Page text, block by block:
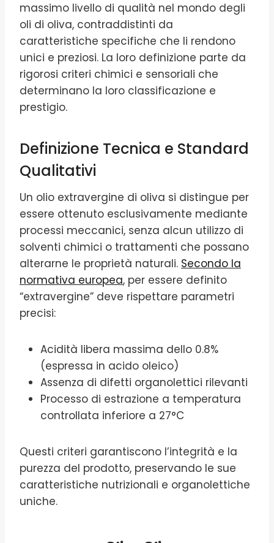
massimo livello di qualità nel mondo degli
oli di oliva, contraddistinti da
caratteristiche specifiche che li rendono
unici e preziosi. La loro definizione parte da
rigorosi criteri chimici e sensoriali che
determinano la loro classificazione e
prestigio.
Definizione Tecnica e Standard
Qualitativi
Un olio extravergine di oliva si distingue per
essere ottenuto esclusivamente mediante
processi meccanici, senza alcun utilizzo di
solventi chimici o trattamenti che possano
alterarne le proprietà naturali. Secondo la
normativa europea, per essere definito
“extravergine” deve rispettare parametri
precisi:
Acidità libera massima dello 0.8%
(espressa in acido oleico)
Assenza di difetti organolettici rilevanti
Processo di estrazione a temperatura
controllata inferiore a 27°C
Questi criteri garantiscono l’integrità e la
purezza del prodotto, preservando le sue
caratteristiche nutrizionali e organolettiche
uniche.